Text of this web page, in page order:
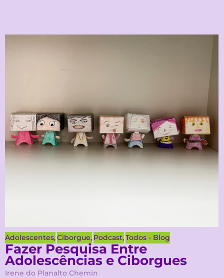
Adolescentes,Ciborgue, Podcast,Todos - Blog
Fazer Pesquisa Entre
Adolescências e Ciborgues
Irene do Planalto Chemin